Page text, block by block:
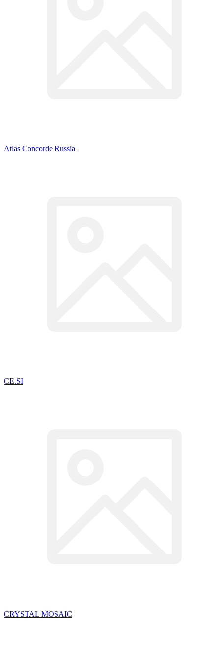
Atlas Concorde Russia
CE.SI
CRYSTAL MOSAIC